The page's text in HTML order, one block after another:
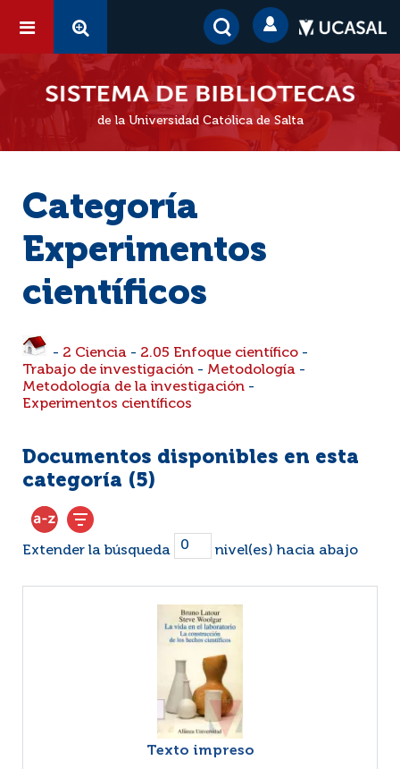
de la Universidad Católica de Salta
Categoría
Experimentos
científicos
- 2 Ciencia - 2.05 Enfoque científico -
Trabajo de investigación - Metodología -
Metodología de la investigación -
Experimentos científicos
Documentos disponibles en esta
categoría (5)
Extender la búsqueda nivel(es) hacia abajo
Texto impreso